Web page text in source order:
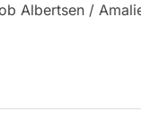
Albertsen /